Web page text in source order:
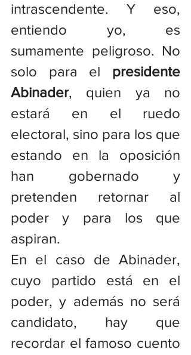
intrascendente. Y eso,
entiendo yo, es
sumamente peligroso. No
solo para el presidente
Abinader, quien ya no
estará en el ruedo
electoral, sino para los que
estando en la oposición
han gobernado y
pretenden retornar al
poder y para los que
aspiran.
En el caso de Abinader,
cuyo partido está en el
poder, y además no será
candidato, hay que
recordar el famoso cuento